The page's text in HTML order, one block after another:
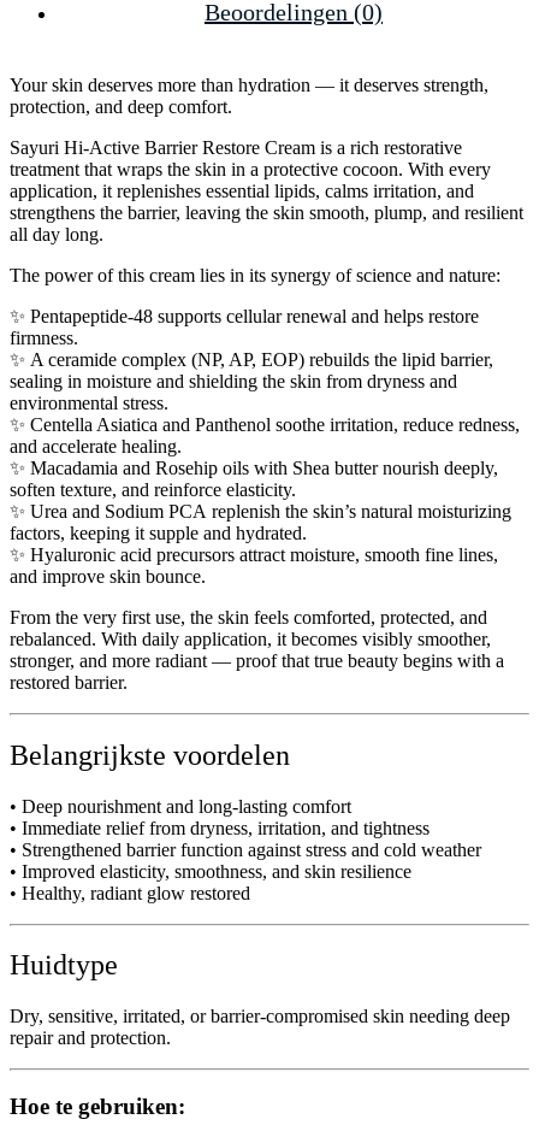
Beoordelingen (0)
Your skin deserves more than hydration — it deserves strength,
protection, and deep comfort.
Sayuri Hi-Active Barrier Restore Cream is a rich restorative
treatment that wraps the skin in a protective cocoon. With every
application, it replenishes essential lipids, calms irritation, and
strengthens the barrier, leaving the skin smooth, plump, and resilient
all day long.
The power of this cream lies in its synergy of science and nature:
✨ Pentapeptide-48 supports cellular renewal and helps restore
firmness.
✨ A ceramide complex (NP, AP, EOP) rebuilds the lipid barrier,
sealing in moisture and shielding the skin from dryness and
environmental stress.
✨ Centella Asiatica and Panthenol soothe irritation, reduce redness,
and accelerate healing.
✨ Macadamia and Rosehip oils with Shea butternourish deeply,
soften texture, and reinforce elasticity.
✨ Urea and Sodium PCA replenish the skin’s natural moisturizing
factors, keeping it supple and hydrated.
✨ Hyaluronic acid precursors attract moisture, smooth fine lines,
and improve skin bounce.
From the very first use, the skin feels comforted, protected, and
rebalanced. With daily application, it becomes visibly smoother,
stronger, and more radiant — proof that true beauty begins with a
restored barrier.
Belangrijkste voordelen
• Deep nourishment and long-lasting comfort
• Immediate relief from dryness, irritation, and tightness
• Strengthened barrier function against stress and cold weather
• Improved elasticity, smoothness, and skin resilience
• Healthy, radiant glow restored
Huidtype
Dry, sensitive, irritated, or barrier-compromised skin needing deep
repair and protection.
Hoe te gebruiken: